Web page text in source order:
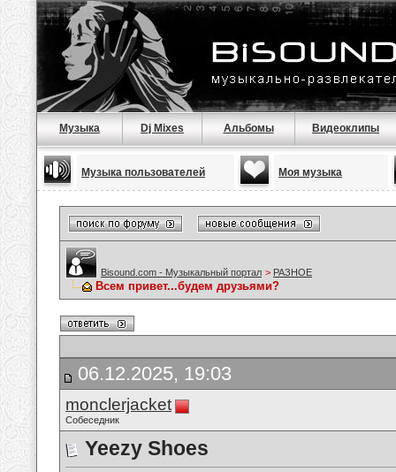
Музыка Dj Mixes Альбомы Видеоклипы
Музыка пользователей Моя музыка
Bisound.com - Музыкальный портал > РАЗНОЕ
Всем привет...будем друзьями?
06.12.2025, 19:03
monclerjacket
Собеседник
Yeezy Shoes